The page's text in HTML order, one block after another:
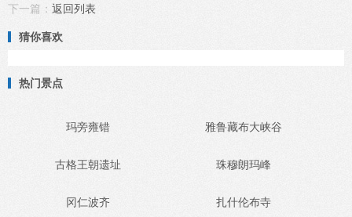
下一篇： 返回列表
猜你喜欢
热门景点
玛旁雍错 雅鲁藏布大峡谷
古格王朝遗址 珠穆朗玛峰
冈仁波齐 扎什伦布寺